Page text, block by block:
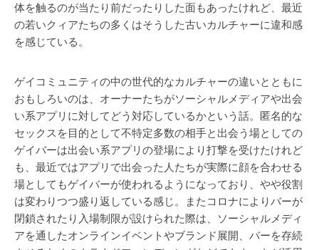
体を触るのが当たり前だったりした面もあったけれど、最近
の若いクィアたちの多くはそうした古いカルチャーに違和感
を感じている。
ゲイコミュニティの中の世代的なカルチャーの違いとともに
おもしろいのは、オーナーたちがソーシャルメディアや出会
い系アプリに対してどう対応しているかという話。匿名的な
セックスを目的として不特定多数の相手と出会う場としての
ゲイバーは出会い系アプリの登場により打撃を受けたけれど
も、最近ではアプリで出会った人たちが実際に顔を合わせる
場としてもゲイバーが使われるようになっており、やや役割
は変わりつつ盛り返している感じ。またコロナによりバーが
閉鎖されたり入場制限が設けられた際は、ソーシャルメディ
アを通したオンラインイベントやブランド展開、バーを存続